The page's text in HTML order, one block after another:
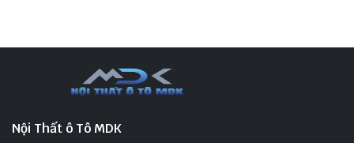
Nội Thất ô Tô MDK